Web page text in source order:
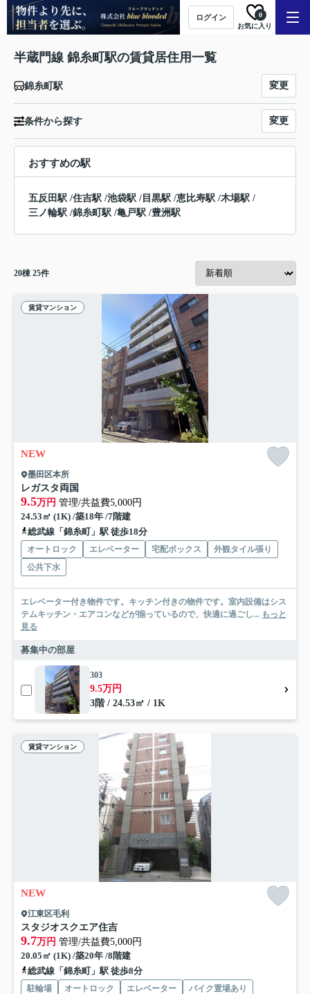
ログイン
お気に入り
0
半蔵門線 錦糸町駅の賃貸居住用一覧
錦糸町駅 変更
条件から探す 変更
おすすめの駅
五反田駅 /住吉駅 /池袋駅 / 目黒駅 /恵比寿駅 /木場駅 /
三ノ輪駅 /錦糸町駅 /亀戸駅 /豊洲駅
20棟 25件
賃貸マンション
NEW
墨田区本所
レガスタ両国
9.5万円 管理/共益費5,000円
24.53㎡ (1K) /築18年 /7階建
総武線「錦糸町」駅 徒歩18分
オートロック エレベーター 宅配ボックス
外観タイル張り
公共下水
エレベーター付き物件です。キッチン付きの物件です。室内設備はシス
テムキッチン・エアコンなどが揃っているので、快適に過ごし... もっと
見る
募集中の部屋
303
9.5万円
3階 / 24.53㎡ / 1K
賃貸マンション
NEW
江東区毛利
スタジオスクエア住吉
9.7万円 管理/共益費5,000円
20.05㎡ (1K) /築20年 /8階建
総武線「錦糸町」駅 徒歩8分
駐輪場 オートロック エレベーター
バイク置場あり